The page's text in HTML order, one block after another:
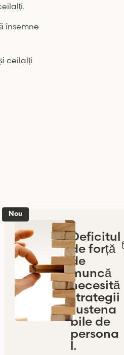
însemne
ceilalți
Nou
Deficitul
de forță
de
muncă
necesită
strategii
sustena
bile de
persona
l.